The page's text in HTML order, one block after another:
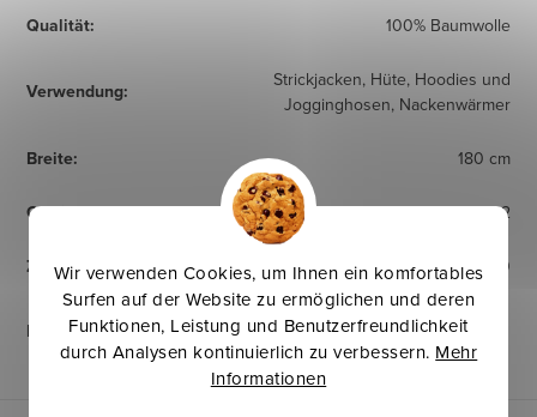
Wir verwenden Cookies, um Ihnen ein komfortables
Surfen auf der Website zu ermöglichen und deren
Funktionen, Leistung und Benutzerfreundlichkeit
durch Analysen kontinuierlich zu verbessern. Mehr
Informationen
Qualität: 100% Baumwolle
Verwendung:
Strickjacken, Hüte, Hoodies und
Jogginghosen, Nackenwärmer
Breite: 180 cm
Gewicht: 280 g/m2
Zertifikat: OEKO TEX Standard 100
Pflegehinweise: